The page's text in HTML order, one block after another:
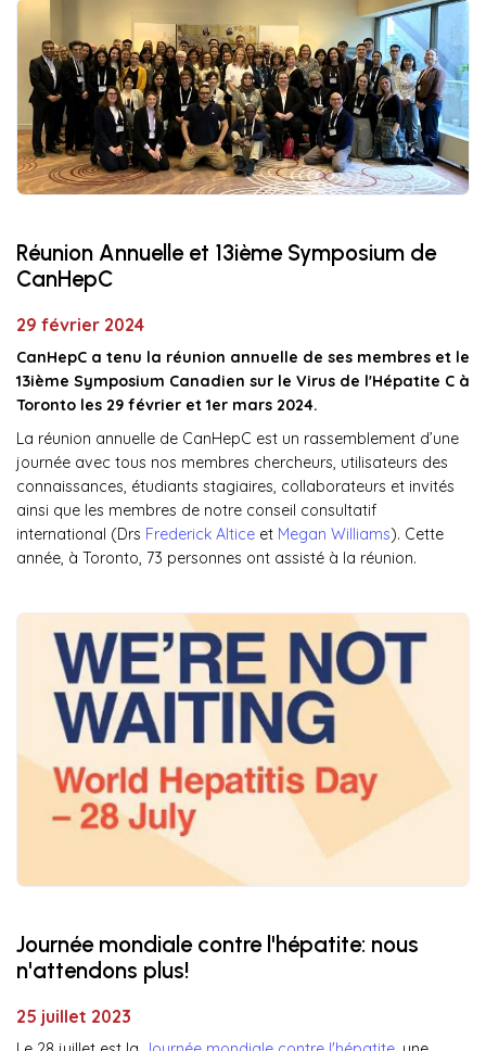
Réunion Annuelle et 13ième Symposium de
CanHepC
29 février 2024
CanHepC a tenu la réunion annuelle de ses membres et le
13ième Symposium Canadien sur le Virus de l'Hépatite C à
Toronto les 29 février et 1er mars 2024.
La réunion annuelle de CanHepC est un rassemblement d’une
journée avec tous nos membres chercheurs, utilisateurs des
connaissances, étudiants stagiaires, collaborateurs et invités
ainsi que les membres de notre conseil consultatif
international (Drs Frederick Altice et Megan Williams). Cette
année, à Toronto, 73 personnes ont assisté à la réunion.
Journée mondiale contre l'hépatite: nous
n'attendons plus!
25 juillet 2023